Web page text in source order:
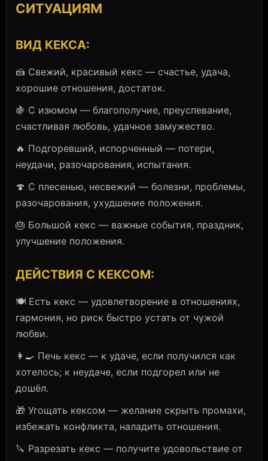
СИТУАЦИЯМ
ВИД КЕКСА:
🍰 Свежий, красивый кекс — счастье, удача,
хорошие отношения, достаток.
🍇 С изюмом — благополучие, преуспевание,
счастливая любовь, удачное замужество.
🔥 Подгоревший, испорченный — потери,
неудачи, разочарования, испытания.
🍄 С плесенью, несвежий — болезни, проблемы,
разочарования, ухудшение положения.
🎂 Большой кекс — важные события, праздник,
улучшение положения.
ДЕЙСТВИЯ С КЕКСОМ:
🍽️ Есть кекс — удовлетворение в отношениях,
гармония, но риск быстро устать от чужой
любви.
👩‍🍳 Печь кекс — к удаче, если получился как
хотелось; к неудаче, если подгорел или не
дошёл.
🎁 Угощать кексом — желание скрыть промахи,
избежать конфликта, наладить отношения.
🔪 Разрезать кекс — получите удовольствие от